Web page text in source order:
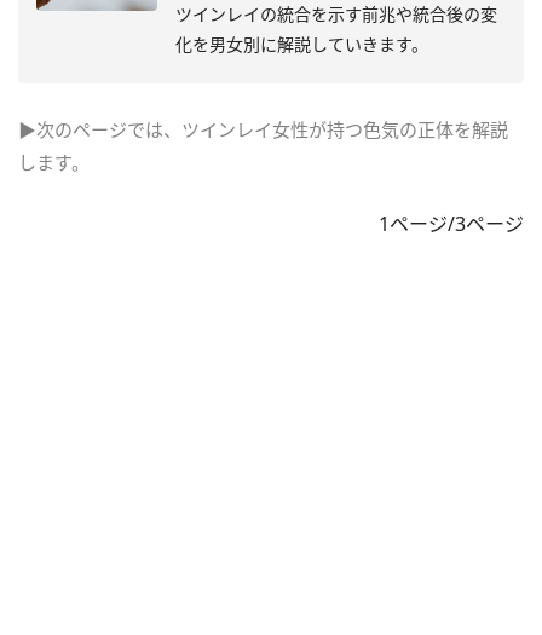
ツインレイの統合を示す前兆や統合後の変
化を男女別に解説していきます。
▶次のページでは、ツインレイ女性が持つ色気の正体を解説
します。
1ページ/3ページ